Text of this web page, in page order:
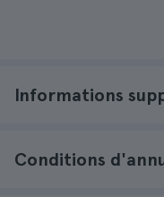
Informations
Conditions